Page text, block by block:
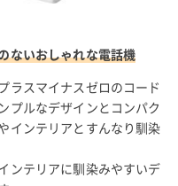
ないおしゃれな電話機
ラスマイナスゼロのコード
プルなデザインとコンパク
インテリアとすんなり馴染
ンテリアに馴染みやすいデ